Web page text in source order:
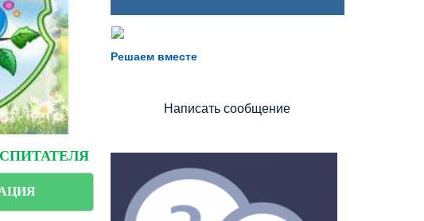
Решаем вместе
Знаете, как улучшить питание и занятия?
Написать сообщение